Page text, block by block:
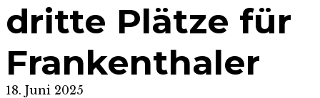
dritte Plätze für
Frankenthaler
18. Juni 2025